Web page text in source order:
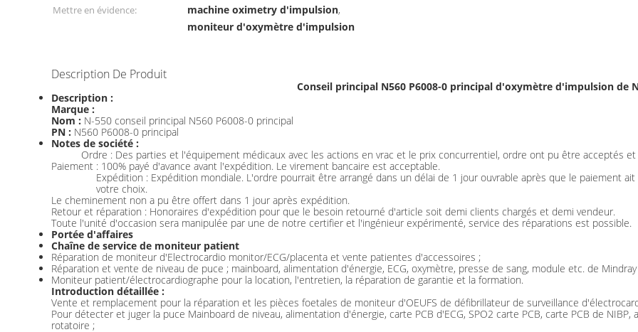
Mettre en évidence:
machine oximetry d'impulsion,
moniteur d'oxymètre d'impulsion
Description De Produit
Conseil principal N560 P6008-0 principal d'oxymètre d'impulsion de
Description :
Marque :
Nom : N-550 conseil principal N560 P6008-0 principal
PN : N560 P6008-0 principal
Notes de société :
Ordre : Des parties et l'équipement médicaux avec les actions en vrac et le prix concurrentiel, ordre ont pu être acceptés
Paiement : 100% payé d'avance avant l'expédition. Le virement bancaire est acceptable.
Expédition : Expédition mondiale. L'ordre pourrait être arrangé dans un délai de 1 jour ouvrable après que le paiement ait
votre choix.
Le cheminement non a pu être offert dans 1 jour après expédition.
Retour et réparation : Honoraires d'expédition pour que le besoin retourné d'article soit demi clients chargés et demi vendeur.
Toute l'unité d'occasion sera manipulée par une de notre certifier et l'ingénieur expérimenté, service des réparations est possible.
Portée d'affaires
Chaîne de service de moniteur patient
Réparation de moniteur d'Electrocardio monitor/ECG/placenta et vente patientes d'accessoires ;
Réparation et vente de niveau de puce ; mainboard, alimentation d'énergie, ECG, oxymètre, presse de sang, module etc. de
Moniteur patient/électrocardiographe pour la location, l'entretien, la réparation de garantie et la formation.
Introduction détaillée :
Vente et remplacement pour la réparation et les pièces foetales de moniteur d'OEUFS de défibrillateur de surveillance
Pour détecter et juger la puce Mainboard de niveau, alimentation d'énergie, carte PCB d'ECG, SPO2 carte PCB, carte PCB de
rotatoire ;